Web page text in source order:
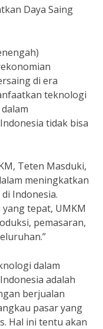
Daya Saing
di era
teknologi
tidak bisa
Teten Masduki,
meningkatkan
Indonesia.
tepat, UMKM
pemasaran,
dalam
adalah
berjualan
pasar yang
Hal ini tentu akan